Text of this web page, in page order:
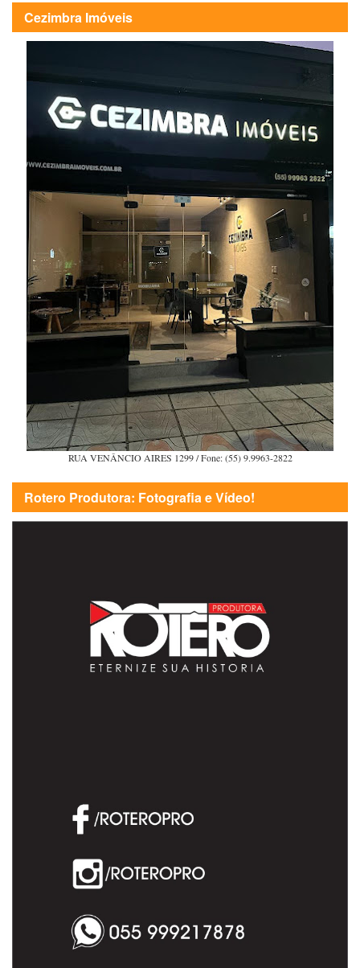
Cezimbra Imóveis
RUA VENÂNCIO AIRES 1299 / Fone: (55) 9.9963-2822
Rotero Produtora: Fotografia e Vídeo!